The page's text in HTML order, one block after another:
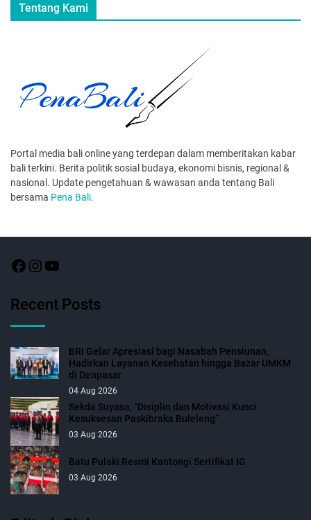
Tentang Kami
Portal media bali online yang terdepan dalam memberitakan kabar
bali terkini. Berita politik sosial budaya, ekonomi bisnis, regional &
nasional. Update pengetahuan & wawasan anda tentang Bali
bersama Pena Bali.
Recent Posts
BRI Gelar Apresiasi bagi Nasabah Pensiunan,
Hadirkan Layanan Kesehatan hingga Bazar UMKM
di Denpasar
04 Aug 2026
Sekda Suyasa, “Disiplin dan Motivasi Kunci
Kesuksesan Paskibraka Buleleng”
03 Aug 2026
Batu Pulaki Resmi Kantongi Sertifikat IG
03 Aug 2026